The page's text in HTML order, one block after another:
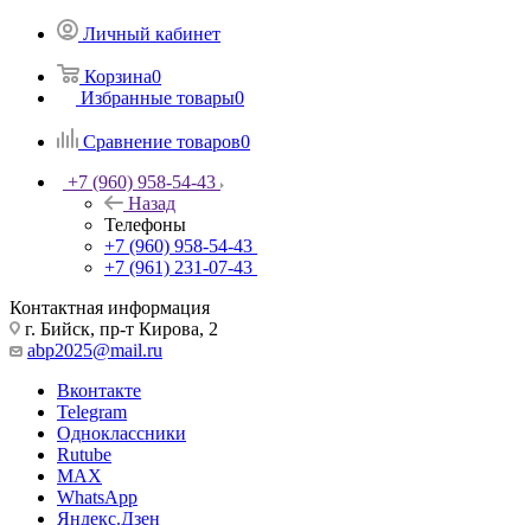
Личный кабинет
Корзина0
Избранные товары0
Сравнение товаров0
+7 (960) 958-54-43
Назад
Телефоны
+7 (960) 958-54-43
+7 (961) 231-07-43
Контактная информация
г. Бийск, пр-т Кирова, 2
abp2025@mail.ru
Вконтакте
Telegram
Одноклассники
Rutube
MAX
WhatsApp
Яндекс.Дзен